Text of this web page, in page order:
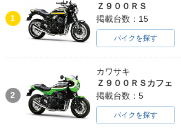
1
Ｚ９００ＲＳ
掲載台数：15
バイクを探す
2
カワサキ
Ｚ９００ＲＳカフェ
掲載台数：5
バイクを探す